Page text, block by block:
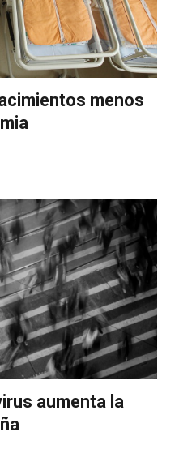
menos
aumenta la